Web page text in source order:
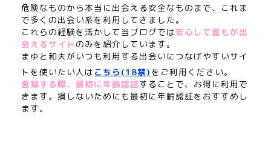
危険なものから本当に出会える安全なものまで、これま
で多くの出会い系を利用してきました。
これらの経験を活かして当ブログでは 安心して誰もが出
会えるサイト のみを紹介しています。
まゆと和夫がいつも利用する出会いにつなげやすいサイ
トを使いたい人は こちら(18禁) をご利用ください。
登録する際、最初に年齢認証することで、お得に利用で
きます。損しないためにも最初に年齢認証をおすすめし
ます。